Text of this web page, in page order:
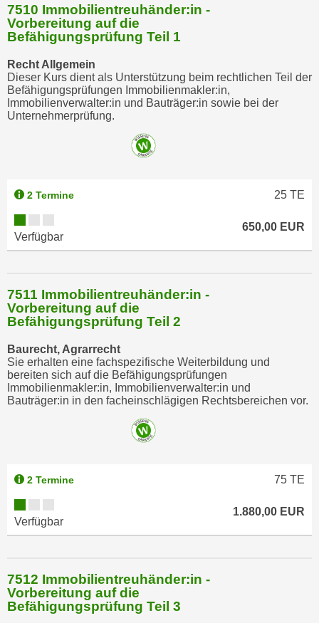
7510 Immobilientreuhänder:in -
Vorbereitung auf die
Befähigungsprüfung Teil 1
Recht Allgemein
Dieser Kurs dient als Unterstützung beim rechtlichen Teil der
Befähigungsprüfungen Immobilienmakler:in,
Immobilienverwalter:in und Bauträger:in sowie bei der
Unternehmerprüfung.
2 Termine 25 TE
Verfügbar
650,00 EUR
7511 Immobilientreuhänder:in -
Vorbereitung auf die
Befähigungsprüfung Teil 2
Baurecht, Agrarrecht
Sie erhalten eine fachspezifische Weiterbildung und
bereiten sich auf die Befähigungsprüfungen
Immobilienmakler:in, Immobilienverwalter:in und
Bauträger:in in den facheinschlägigen Rechtsbereichen vor.
2 Termine 75 TE
Verfügbar
1.880,00 EUR
7512 Immobilientreuhänder:in -
Vorbereitung auf die
Befähigungsprüfung Teil 3